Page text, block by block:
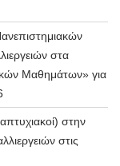
στα
Μαθημάτων» για
στην
στις